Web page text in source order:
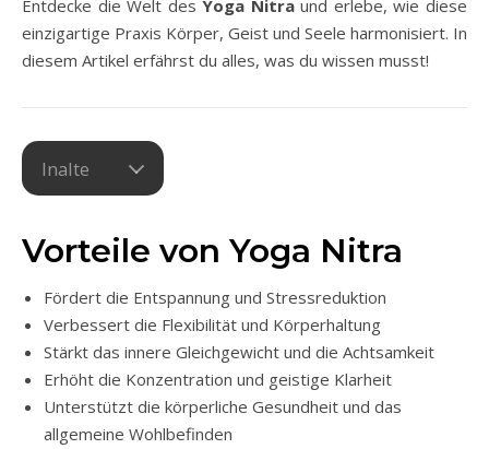
Entdecke die Welt desYoga Nitraund erlebe, wie diese
einzigartige Praxis Körper, Geist und Seele harmonisiert. In
diesem Artikel erfährst du alles, was du wissen musst!
Inalte
Vorteile von Yoga Nitra
Fördert die Entspannung und Stressreduktion
Verbessert die Flexibilität und Körperhaltung
Stärkt das innere Gleichgewicht und die Achtsamkeit
Erhöht die Konzentration und geistige Klarheit
Unterstützt die körperliche Gesundheit und das
allgemeine Wohlbefinden